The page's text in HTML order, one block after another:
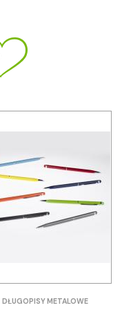
DŁUGOPISY METALOWE